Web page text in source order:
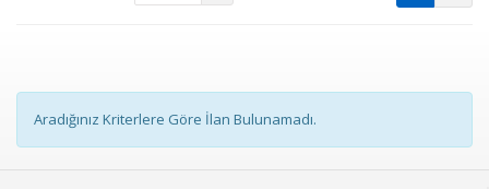
Aradığınız Kriterlere Göre İlan Bulunamadı.